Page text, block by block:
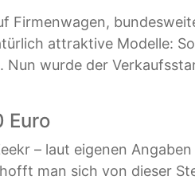
Firmenwagen,
attraktive Modelle:
Nun wurde der
Euro
– laut eigenen
man sich von dieser